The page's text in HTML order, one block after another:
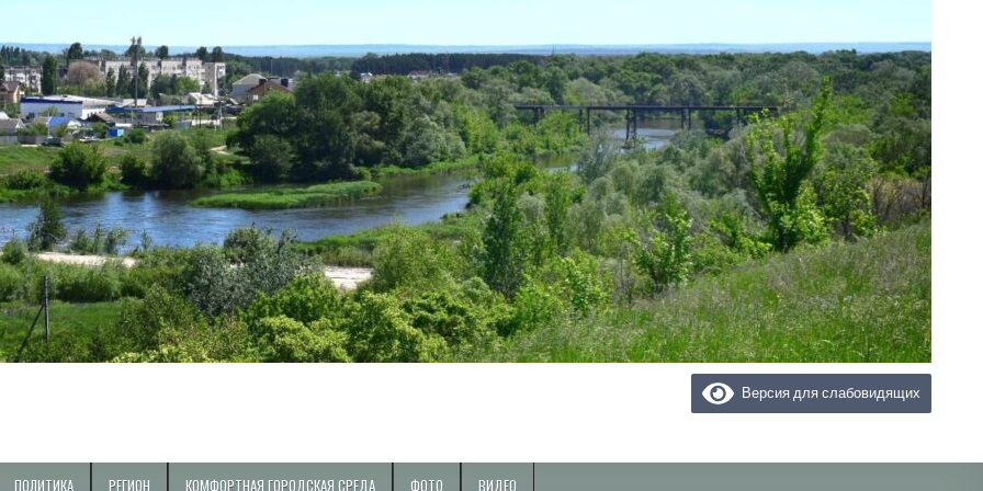
Версия для слабовидящих
ПОЛИТИКА РЕГИОН КОМФОРТНАЯ ГОРОДСКАЯ СРЕДА ФОТО ВИДЕО